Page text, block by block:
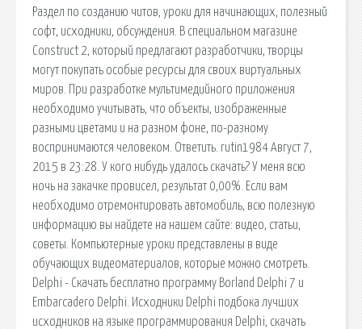
Раздел по созданию читов, уроки для начинающих, полезный
софт, исходники, обсуждения. В специальном магазине
Construct 2, который предлагают разработчики, творцы
могут покупать особые ресурсы для своих виртуальных
миров. При разработке мультимедийного приложения
необходимо учитывать, что объекты, изображенные
разными цветами и на разном фоне, по-разному
воспринимаются человеком. Ответить. rutin1984 Август 7,
2015 в 23:28. У кого нибудь удалось скачать? У меня всю
ночь на закачке провисел, результат 0,00%. Если вам
необходимо отремонтировать автомобиль, всю полезную
информацию вы найдете на нашем сайте: видео, статьи,
советы. Компьютерные уроки представлены в виде
обучающих видеоматериалов, которые можно смотреть.
Delphi - Скачать бесплатно программу Borland Delphi 7 и
Embarcadero Delphi. Исходники Delphi подбока лучших
исходников на языке программирования Delphi, скачать